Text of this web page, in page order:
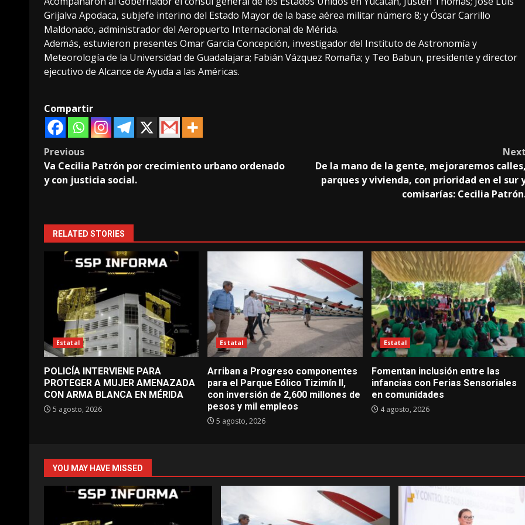
Grijalva Apodaca, subjefe interino del Estado Mayor de la base aérea militar número 8; y Óscar Carrillo
Maldonado, administrador del Aeropuerto Internacional de Mérida.
Además, estuvieron presentes Omar García Concepción, investigador del Instituto de Astronomía y
Meteorología de la Universidad de Guadalajara; Fabián Vázquez Romaña; y Teo Babun, presidente y director
ejecutivo de Alcance de Ayuda a las Américas.
Compartir
Post
navigation
Previous
Va Cecilia Patrón por crecimiento urbano ordenado
y con justicia social.
Next
De la mano de la gente, mejoraremos calles,
parques y vivienda, con prioridad en el sur
comisarías: Cecilia
RELATED STORIES
Estatal
POLICÍA INTERVIENE PARA
PROTEGER A MUJER AMENAZADA
CON ARMA BLANCA EN MÉRIDA
5 agosto, 2026
Estatal
Arriban a Progreso componentes
para el Parque Eólico Tizimín II,
con inversión de 2,600 millones de
pesos y mil empleos
5 agosto, 2026
Estatal
Fomentan inclusión entre las
infancias con Ferias Sensoriales
en comunidades
4 agosto, 2026
YOU MAY HAVE MISSED